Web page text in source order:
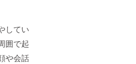
してい
囲で起
や会話